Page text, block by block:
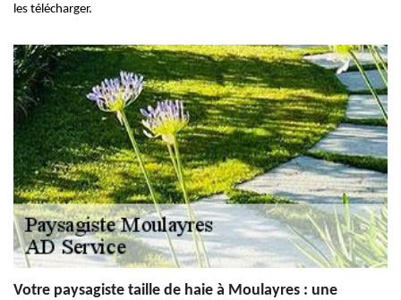
les télécharger.
Votre paysagiste taille de haie à Moulayres : une